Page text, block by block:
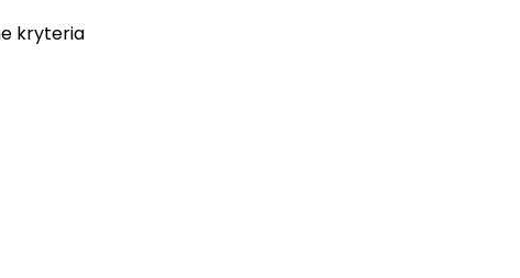
kryteria